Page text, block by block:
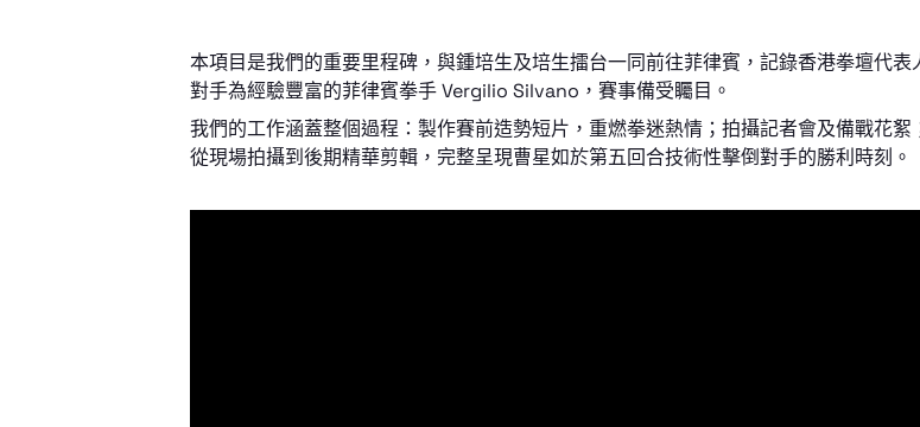
本項目是我們的重要里程碑，與鍾培生及培生擂台一同前往菲律賓，記錄香港拳壇代
對手為經驗豐富的菲律賓拳手 Vergilio Silvano，賽事備受矚目。
我們的工作涵蓋整個過程：製作賽前造勢短片，重燃拳迷熱情；拍攝記者會及備戰花
從現場拍攝到後期精華剪輯，完整呈現曹星如於第五回合技術性擊倒對手的勝利時刻。